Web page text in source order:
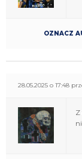
OZNACZ
28.05.2025 o 17:48